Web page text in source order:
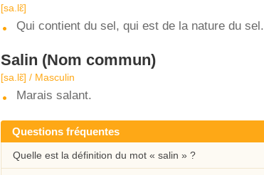
[sa.lɛ̃]
Qui contient du sel, qui est de la nature du sel.
Salin (Nom commun)
[sa.lɛ̃] / Masculin
Marais salant.
Questions fréquentes
Quelle est la définition du mot « salin » ?